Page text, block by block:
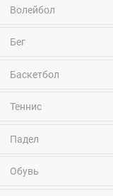
Волейбол
Бег
Баскетбол
Теннис
Падел
Обувь